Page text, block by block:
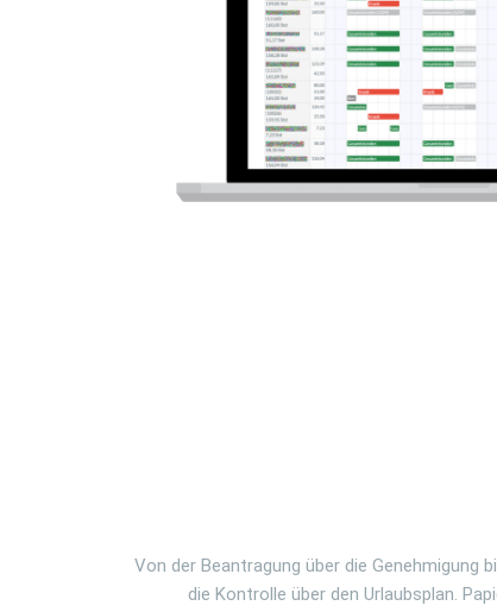
Von der Beantragung über die Genehmigung
die Kontrolle über den Urlaubsplan.